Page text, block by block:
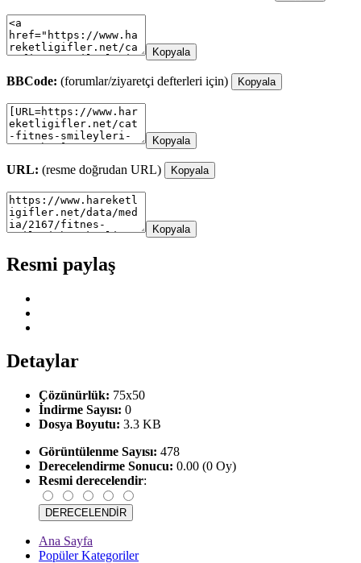
Kopyala
BBCode: (forumlar/ziyaretçi defterleri için) Kopyala
Kopyala
URL: (resme doğrudan URL) Kopyala
Kopyala
Resmi paylaş
Detaylar
Çözünürlük: 75x50
İndirme Sayısı: 0
Dosya Boyutu: 3.3 KB
Görüntülenme Sayısı: 478
Derecelendirme Sonucu: 0.00 (0 Oy)
Resmi derecelendir:
Ana Sayfa
Popüler Kategoriler